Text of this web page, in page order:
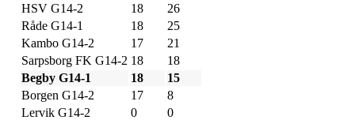
HSV G14-2
18
26
Råde G14-1
18
25
Kambo G14-2
17
21
Sarpsborg FK G14-2 18
18
Begby G14-1
18
15
Borgen G14-2
17
8
Lervik G14-2
0 0